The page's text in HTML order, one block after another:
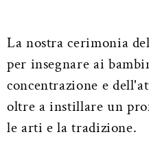
La nostra cerimonia
per insegnare ai
concentrazione e
oltre a instillare un
le arti e la tradizione.